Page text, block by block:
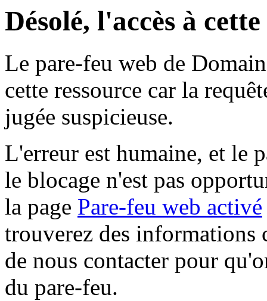
Désolé, l'accès à
Le pare-feu web de
cette ressource car la
jugée suspicieuse.
L'erreur est humaine, et le
le blocage n'est pas
la page Pare-feu web activé
trouverez des informations
de nous contacter pour
du pare-feu.